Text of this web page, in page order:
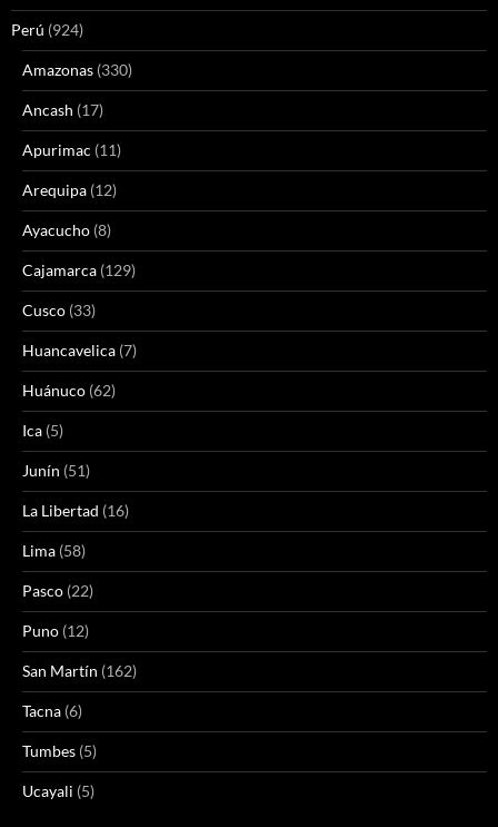
Perú (924)
Amazonas (330)
Ancash (17)
Apurimac (11)
Arequipa (12)
Ayacucho (8)
Cajamarca (129)
Cusco (33)
Huancavelica (7)
Huánuco (62)
Ica (5)
Junín (51)
La Libertad (16)
Lima (58)
Pasco (22)
Puno (12)
San Martín (162)
Tacna (6)
Tumbes (5)
Ucayali (5)